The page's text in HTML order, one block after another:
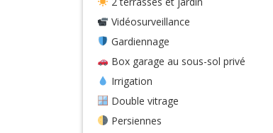
Vidéosurveillance
Gardiennage
Box garage au sous-sol privé
Irrigation
Double vitrage
Persiennes